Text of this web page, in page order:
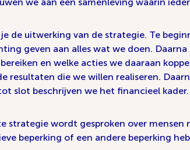
je de uitwerking van de strategie. Te
geven aan alles wat we doen.
en welke acties we daaraan
resultaten die we willen realiseren.
slot beschrijven we het financieel kader.
strategie wordt gesproken over
beperking of een andere beperking